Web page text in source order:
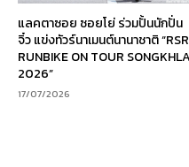
แลคตาซอย ซอยโย่ ร่วมปั้นนักปั่น
จิ๋ว แข่งทัวร์นาเมนต์นานาชาติ “RSR
RUNBIKE ON TOUR SONGKHLA
2026”
17/07/2026